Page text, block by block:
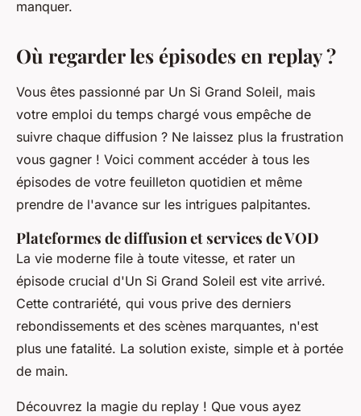
manquer.
Où regarder les épisodes en replay ?
Vous êtes passionné par Un Si Grand Soleil, mais
votre emploi du temps chargé vous empêche de
suivre chaque diffusion ? Ne laissez plus la frustration
vous gagner ! Voici comment accéder à tous les
épisodes de votre feuilleton quotidien et même
prendre de l'avance sur les intrigues palpitantes.
Plateformes de diffusion et services de VOD
La vie moderne file à toute vitesse, et rater un
épisode crucial d'Un Si Grand Soleil est vite arrivé.
Cette contrariété, qui vous prive des derniers
rebondissements et des scènes marquantes, n'est
plus une fatalité. La solution existe, simple et à portée
de main.
Découvrez la magie du replay ! Que vous ayez